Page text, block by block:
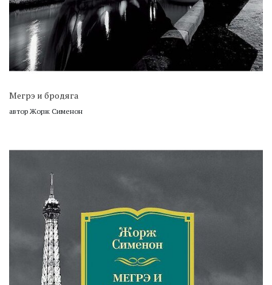
Мегрэ и бродяга
автор Жорж Сименон